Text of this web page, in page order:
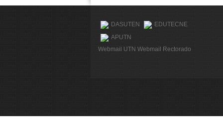
DASUTEN
EDUTECNE
APUTN
Webmail UTN Webmail Rectorado